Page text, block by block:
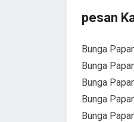
pesan
Bunga
Bunga
Bunga
Bunga
Bunga